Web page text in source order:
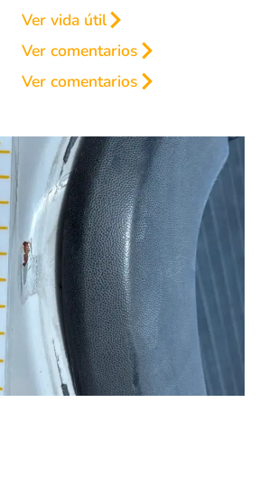
Ver vida útil
Ver comentarios
Ver comentarios